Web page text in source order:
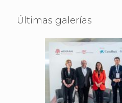
Últimas galerías